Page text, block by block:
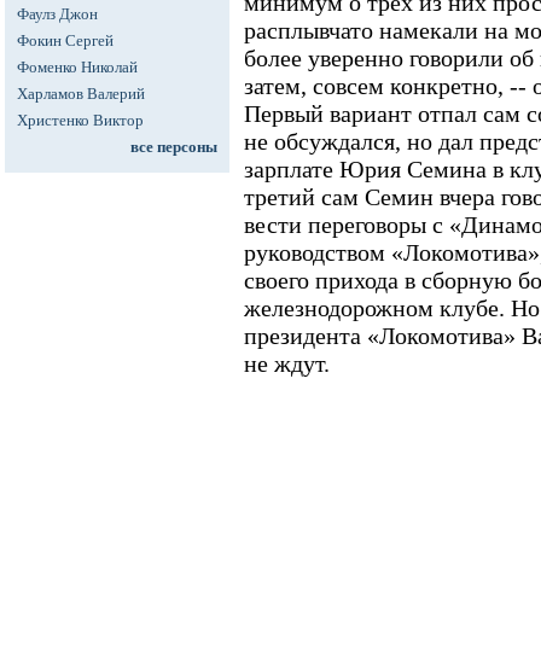
Фаулз Джон
Фокин Сергей
Фоменко Николай
Харламов Валерий
Христенко Виктор
все персоны
расплывчато намекали на
более уверенно говорили
затем, совсем конкретно,
Первый вариант отпал сам
не обсуждался, но дал
зарплате Юрия Семина в
третий сам Семин вчера
вести переговоры с
руководством
своего прихода в сборную
железнодорожном клубе.
президента «Локомотива»
не ждут.